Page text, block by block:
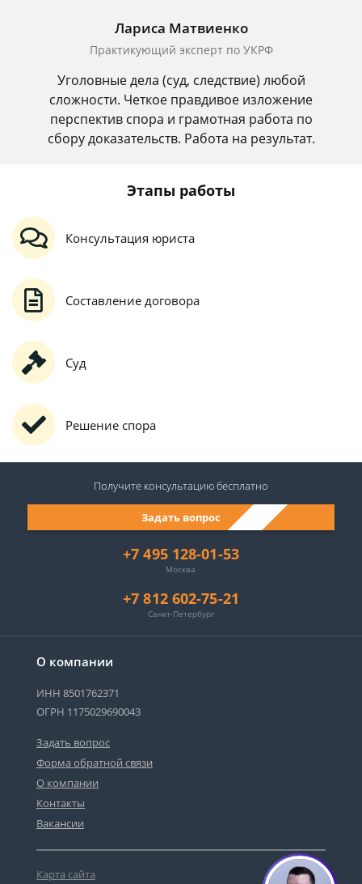
Лариса Матвиенко
Практикующий эксперт по УКРФ
Уголовные дела (суд, следствие) любой
сложности. Четкое правдивое изложение
перспектив спора и грамотная работа по
сбору доказательств. Работа на результат.
Этапы работы
Консультация юриста
Составление договора
Суд
Решение спора
О компании
ИНН 8501762371
ОГРН 1175029690043
Задать вопрос
Форма обратной связи
О компании
Контакты
Вакансии
Карта сайта
+7 495 128-01-53
Москва
+7 812 602-75-21
Санкт-Петербург
Задать вопрос
Получите консультациюбесплатно